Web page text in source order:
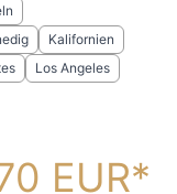
Kalifornien
Los Angeles
EUR